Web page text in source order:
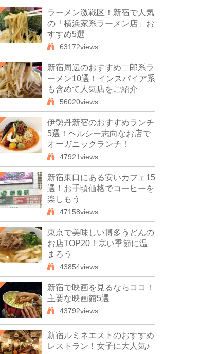
ラーメン激戦区！新宿で人気
の「横浜家系ラーメン店」お
すすめ5選
63172views
新宿周辺のおすすめ二郎系ラ
ーメン10選！インスパイア系
も含めて人気店をご紹介
56020views
伊勢丹新宿のおすすめランチ
5選！ヘルシー志向なお店で
オーガニックランチ！
47921views
新宿東口にある安いカフェ15
選！お手頃価格でコーヒーを
楽しもう
47158views
東京で美味しい博多うどんの
お店TOP20！寒い季節に温
まろう
43854views
新宿で映画を見るならココ！
主要な映画館5選
43792views
新宿ルミネエストのおすすめ
レストラン！女子に大人気♪